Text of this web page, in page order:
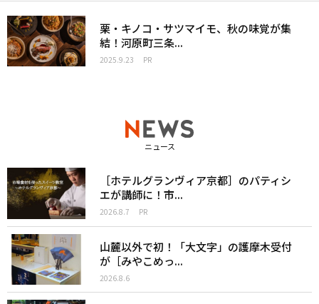
栗・キノコ・サツマイモ、秋の味覚が集
結！河原町三条...
2025.9.23 PR
ニュース
［ホテルグランヴィア京都］のパティシ
エが講師に！市...
2026.8.7 PR
山麓以外で初！「大文字」の護摩木受付
が［みやこめっ...
2026.8.6